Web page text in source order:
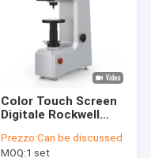
Color Touch Screen
Digitale Rockwell
Testing Machine
Prezzo:Can be discussed
MOQ:1 set